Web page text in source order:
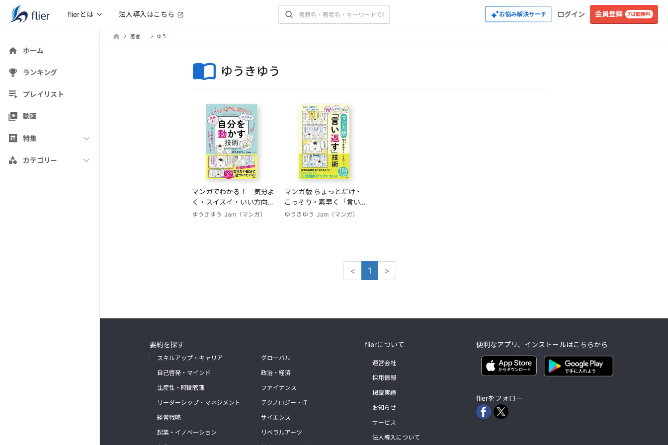
flierとは 法人導入はこちら お悩み解決サーチ ログイン 会員登録 7日間無料
ホーム
ランキング
プレイリスト
動画
特集
カテゴリー
著者
ゆうきゆう
マンガでわかる！ 気分よ
く・スイスイ・いい方向へ
「自分を動かす」技術
ゆうきゆう Jam（マンガ）
マンガ版 ちょっとだけ・
こっそり・素早く「言い返
す」技術
ゆうきゆう Jam（マンガ）
< 1 >
要約を探す
スキルアップ・キャリア
自己啓発・マインド
生産性・時間管理
リーダーシップ・マネジメント
経営戦略
起業・イノベーション
グローバル
政治・経済
ファイナンス
テクノロジー・IT
サイエンス
リベラルアーツ
flierについて
運営会社
採用情報
掲載実績
お知らせ
サービス
法人導入について
便利なアプリ、インストールはこちらから
flierをフォロー